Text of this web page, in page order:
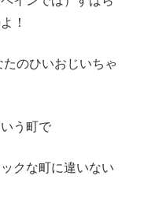
！
のひいおじいちゃ
う町で
クな町に違いない